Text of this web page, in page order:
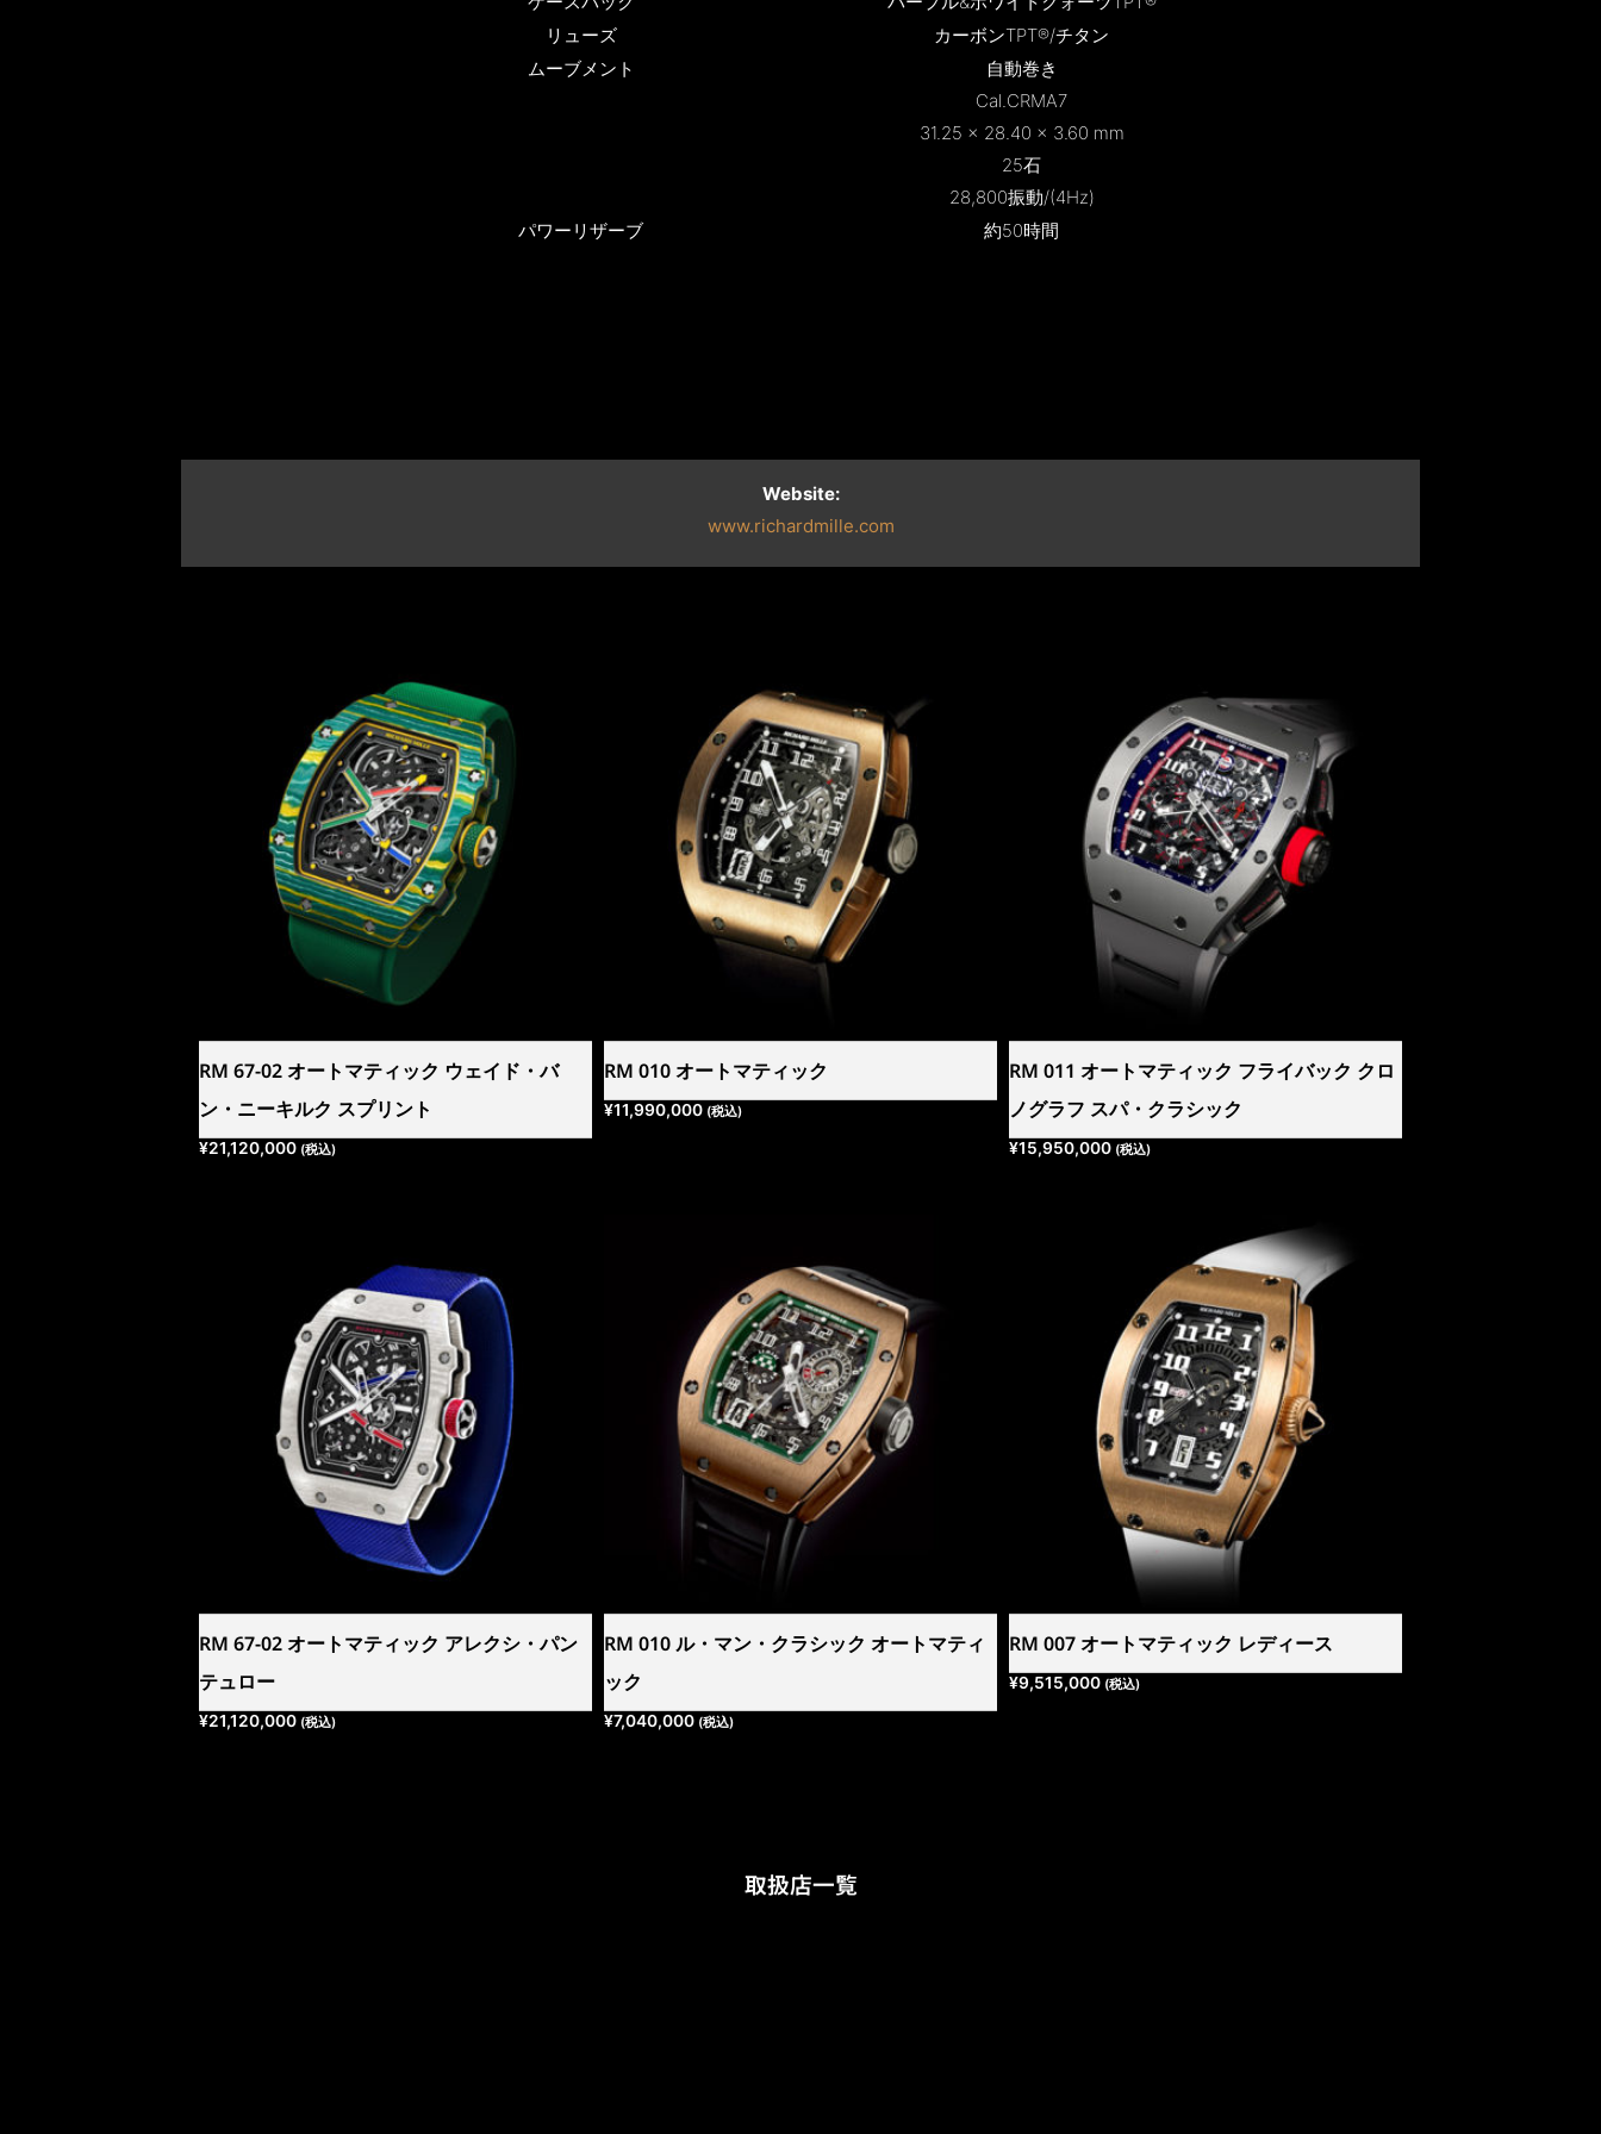
リューズ
カーボンTPT®/チタン
ムーブメント
自動巻き
Cal.CRMA7
31.25 × 28.40 × 3.60 mm
25石
28,800振動/(4Hz)
パワーリザーブ
約50時間
Website:
www.richardmille.com
RM 67-02 オートマティック ウェイド・バ
ン・ニーキルク スプリント
¥21,120,000 (税込)
RM 010 オートマティック
¥11,990,000 (税込)
RM 011 オートマティック フライバック クロ
ノグラフ スパ・クラシック
¥15,950,000 (税込)
RM 67-02 オートマティック アレクシ・パン
テュロー
¥21,120,000 (税込)
RM 010 ル・マン・クラシック オートマティ
ック
¥7,040,000 (税込)
RM 007 オートマティック レディース
¥9,515,000 (税込)
取扱店一覧